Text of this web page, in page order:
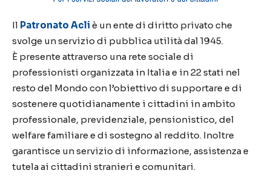
Il Patronato Acli è un ente di diritto privato che
svolge un servizio di pubblica utilità dal 1945.
È presente attraverso una rete sociale di
professionisti organizzata in Italia e in 22 stati nel
resto del Mondo con l’obiettivo di supportare e di
sostenere quotidianamente i cittadini in ambito
professionale, previdenziale, pensionistico, del
welfare familiare e di sostegno al reddito. Inoltre
garantisce un servizio di informazione, assistenza e
tutela ai cittadini stranieri e comunitari.